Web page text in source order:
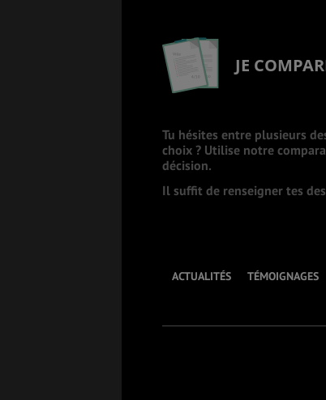
JE
Tu hésites entre plusieurs
choix ? Utilise notre
décision.
Il suffit de renseigner tes
ACTUALITÉS TÉMOIGNAGES